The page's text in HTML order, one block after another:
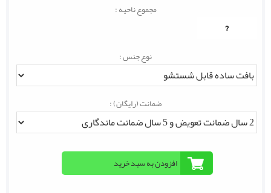
مجموع ناحیه :
?
نوع جنس :
ضمانت (رایگان) :